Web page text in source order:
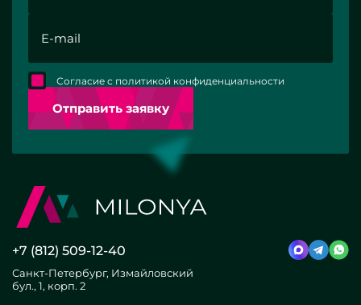
Отправить заявку
Согласие с политикой конфиденциальности
+7 (812) 509-12-40
Санкт-Петербург, Измайловский
бул., 1, корп. 2